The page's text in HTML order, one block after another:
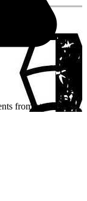
from attendees.